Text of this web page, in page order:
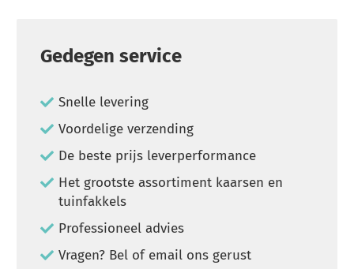
Gedegen service
Snelle levering
Voordelige verzending
De beste prijs leverperformance
Het grootste assortiment kaarsen en
tuinfakkels
Professioneel advies
Vragen? Bel of email ons gerust